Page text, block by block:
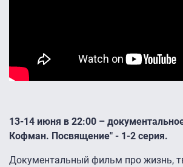
13-14 июня в 22:00 –
Кофман. Посвящение" - 1-2 серия.
Документальный фильм про жизнь,